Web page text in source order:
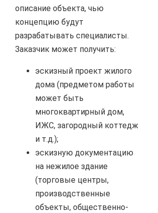
описание объекта, чью
концепцию будут
разрабатывать специалисты.
Заказчик может получить:
эскизный проект жилого
дома (предметом работы
может быть
многоквартирный дом,
ИЖС, загородный коттедж
и т.д.);
эскизную документацию
на нежилое здание
(торговые центры,
производственные
объекты, общественно-